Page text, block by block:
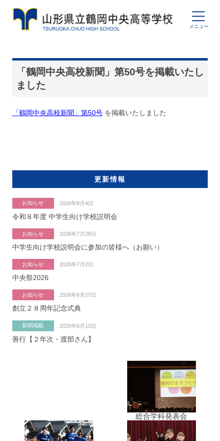
「鶴岡中央高校新聞」第50号を掲載いたし
ました
「鶴岡中央高校新聞」第50号 を掲載いたしました
更新情報
お知らせ 2026年8月4日
令和８年度 中学生向け学校説明会
お知らせ 2026年7月28日
中学生向け学校説明会に参加の皆様へ（お願い）
お知らせ 2026年7月2日
中央祭2026
お知らせ 2026年6月27日
創立２８周年記念式典
新聞掲載 2026年6月10日
善行【２年次・渡部さん】
総合学科発表会